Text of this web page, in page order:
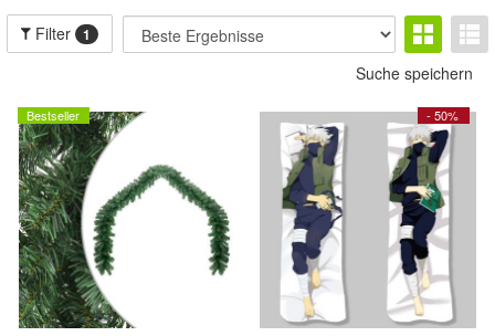
Filter 1
Suche speichern
Bestseller - 50%